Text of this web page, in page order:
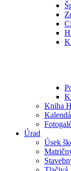
Kniha
Úrad
Úsek